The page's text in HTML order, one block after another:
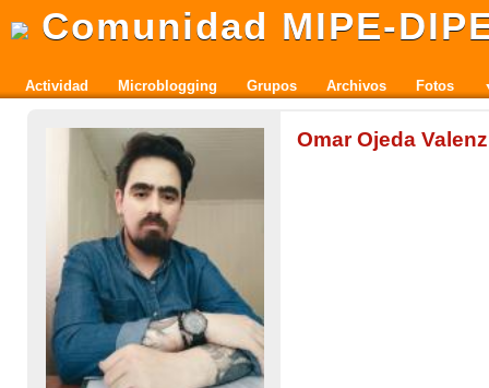
Comunidad MIPE-
Actividad Microblogging Grupos Archivos Fotos
Omar Ojeda